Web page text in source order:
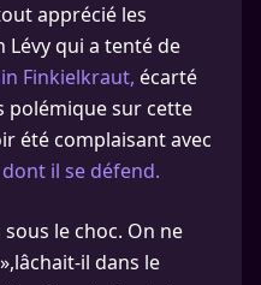
apprécié les
Lévy qui a tenté de
Finkielkraut, écarté
polémique sur cette
été complaisant avec
il se défend.
sous le choc. On ne
il dans le